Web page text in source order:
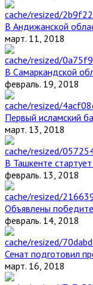
В Андижанской
март. 11, 2018
В Самаркандской
февраль. 19, 2018
Первый исламский
март. 13, 2018
В Ташкенте
февраль. 13, 2018
Объявлены
февраль. 14, 2018
Сенат подготовил
март. 16, 2018